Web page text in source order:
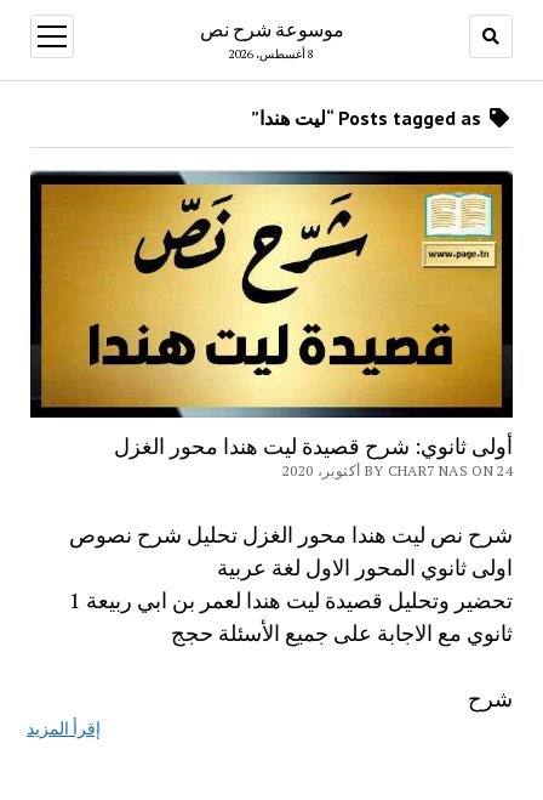
موسوعة شرح نص
8 أغسطس، 2026
open
menu
أولى ثانوي: شرح قصيدة ليت هندا محور الغزل
BY CHAR7 NAS ON 24 أكتوبر، 2020
شرح نص ليت هندا محور الغزل تحليل شرح نصوص
اولى ثانوي المحور الاول لغة عربية
تحضير وتحليل قصيدة ليت هندا لعمر بن ابي ربيعة 1
ثانوي مع الاجابة على جميع الأسئلة حجج
شرح
إقرأ المزيد